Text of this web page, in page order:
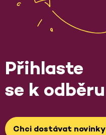
Přihlaste
se k
Chci dostávat novinky